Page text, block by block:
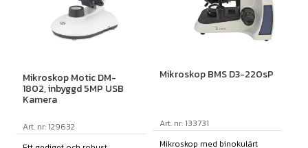
Mikroskop Motic DM-
1802, inbyggd 5MP USB
Kamera
Art. nr: 129632
Mikroskop BMS D3-220sP
Art. nr: 133731
Mikroskop med binokulärt